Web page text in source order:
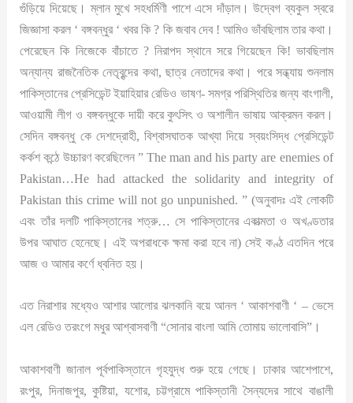
গুঁড়িয়ে দিয়েছে। ম্লান মুখে সহধর্মিণী পাশে এসে দাঁড়াল। উদ্বেগ ব্যকুল স্বরে
জিজ্ঞাসা করল ‘ বঙ্গবন্ধুর ‘ খবর কি ? কি জবাব দেব ! আমিও ভাঁবছিলাম তার কথা।
পেরেছেন কি নিজেকে বাঁচাতে ? নিরাপদ স্থানে সরে গিয়েছেন কি! ভাবছিলাম
অন্যান্য রাজনৈতিক নেতৃবৃন্দের কথা, ছাত্র নেতাদের কথা। পরে সন্ধ্যায় শুনলাম
পাকিস্তানের প্রেসিডেন্ট ইয়াহিয়ার রেডিও ভাষণ- সমগ্র পরিস্থিতির জন্য বাংগালী,
আওয়ামী লীগ ও বঙ্গবন্ধুকে দায়ী করে কুৎসিৎ ও অশালীন ভাষায় আক্রমন করল।
সেদিন বঙ্গবন্ধু কে দেশদ্রোহী, বিশ্বাসঘাতক আখ্যা দিয়ে স্বয়ংসিদ্ধ প্রেসিডেন্ট
কর্কশ কন্ঠে উচ্চারণ করেছিলেন ” The man and his party are enemies of
Pakistan…He had attacked the solidarity and integrity of
Pakistan this crime will not go unpunished. ” (অনুবাদঃ এই লোকটি
এবং তাঁর দলটি পাকিস্তানের শত্রু… সে পাকিস্তানের একাত্মতা ও অখণ্ডতার
উপর আঘাত হেনেছে। এই অপরাধকে ক্ষমা করা হবে না) সেই কণ্ঠ এতদিন পরে
আজ ও আমার কর্ণে ধ্বনিত হয়।
এত নিরাশার মধ্যেও আশার আলোর ঝলকানি বয়ে আনল ‘ আকাশবাণী ‘ – ভেসে
এল রেডিও তরংগে মধুর আশ্বাসবাণী “সোনার বাংলা আমি তোমায় ভালোবাসি”।
আকাশবাণী জানাল পূর্বপাকিস্তানে গৃহযুদ্ধ শুরু হয়ে গেছে। ঢাকার আশেপাশে,
রংপুর, দিনাজপুর, কুষ্টিয়া, যশোর, চট্টগ্রামে পাকিস্তানী সৈন্যদের সাথে বাঙালী